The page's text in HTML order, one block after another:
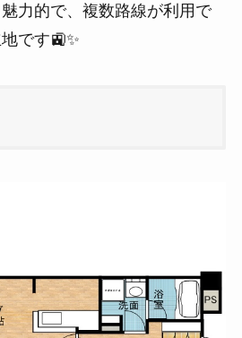
力的で、複数路線が利用で
です🚉✨